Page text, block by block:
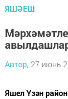
ЯШӘЕШ
Автор, 27 июнь
Яшел Үзән